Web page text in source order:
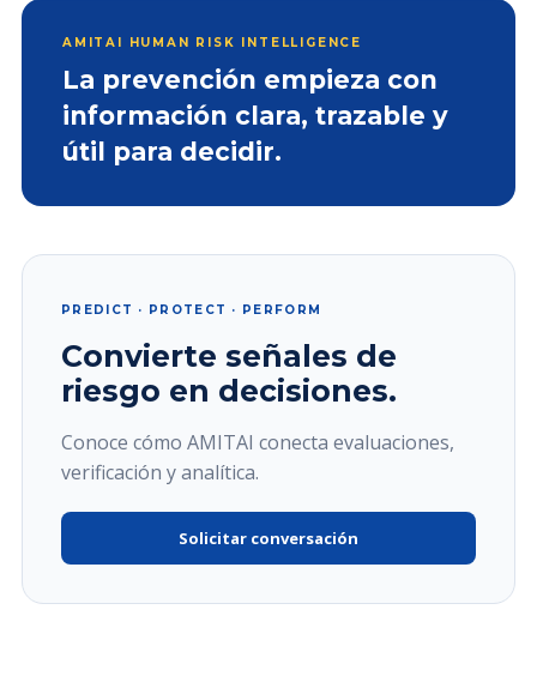
AMITAI HUMAN RISK INTELLIGENCE
La prevención empieza con
información clara, trazable y
útil para decidir.
PREDICT · PROTECT · PERFORM
Convierte señales de
riesgo en decisiones.
Conoce cómo AMITAI conecta evaluaciones,
verificación y analítica.
Solicitar conversación